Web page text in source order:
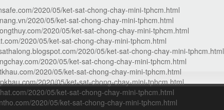
2020/05/ket-sat-chong-chay-mini-tphcm.html
2020/05/ket-sat-chong-chay-mini-tphcm.html
2020/05/ket-sat-chong-chay-mini-tphcm.html
2020/05/ket-sat-chong-chay-mini-tphcm.html
2020/05/ket-sat-chong-chay-mini-tphcm.html
2020/05/ket-sat-chong-chay-mini-tphcm.html
2020/05/ket-sat-chong-chay-mini-tphcm.html
2020/05/ket-sat-chong-chay-mini-tphcm.html
2020/05/ket-sat-chong-chay-mini-tphcm.html
2020/05/ket-sat-chong-chay-mini-tphcm.html